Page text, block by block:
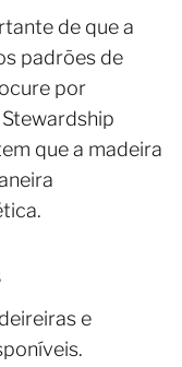
de que a
padrões de
por
que a madeira
e